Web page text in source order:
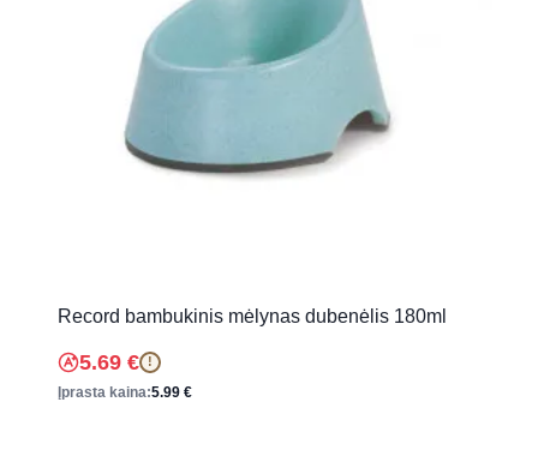
Record bambukinis mėlynas dubenėlis 180ml
5.69 € !
Įprasta kaina:5.99 €